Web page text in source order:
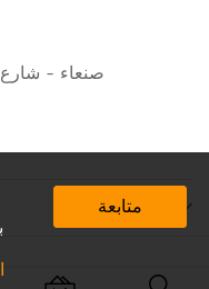
متابعة
صنعاء -